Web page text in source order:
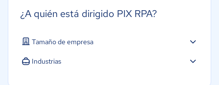
¿A quién está dirigido PIX RPA?
Tamaño de empresa
Micro: 1 a 9 trabajadores
Industrias